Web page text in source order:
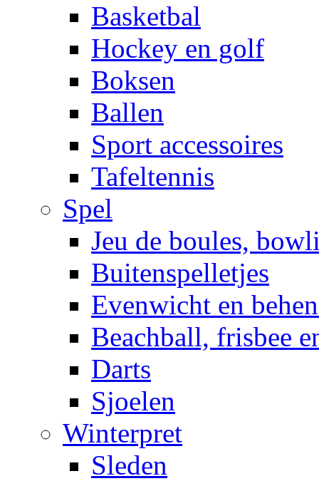
Basketbal
Hockey en golf
Boksen
Ballen
Sport accessoires
Tafeltennis
Spel
Jeu de boules,
Buitenspelletjes
Evenwicht en
Beachball, frisbee
Darts
Sjoelen
Winterpret
Sleden